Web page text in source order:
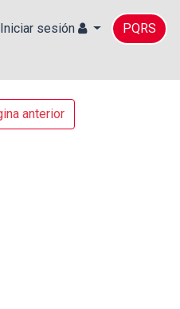
Iniciar sesión PQRS
anterior